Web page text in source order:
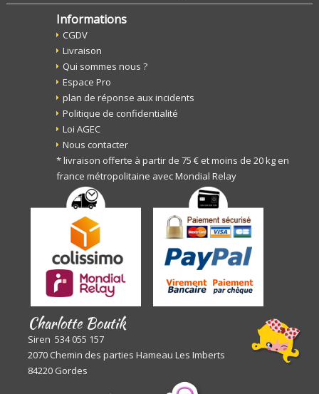
Informations
CGDV
Livraison
Qui sommes nous ?
Espace Pro
plan de réponse aux incidents
Politique de confidentialité
Loi AGEC
Nous contacter
* livraison offerte à partir de 75 € et moins de 20 kg en
france métropolitaine avec Mondial Relay
Charlotte Boutik
Siren 534 055 157
2070 Chemin des parties Hameau Les Imberts
84220 Gordes